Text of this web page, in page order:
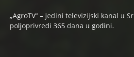
„AgroTV“ – jedini televizijski kanal u
poljoprivredi 365 dana u godini.